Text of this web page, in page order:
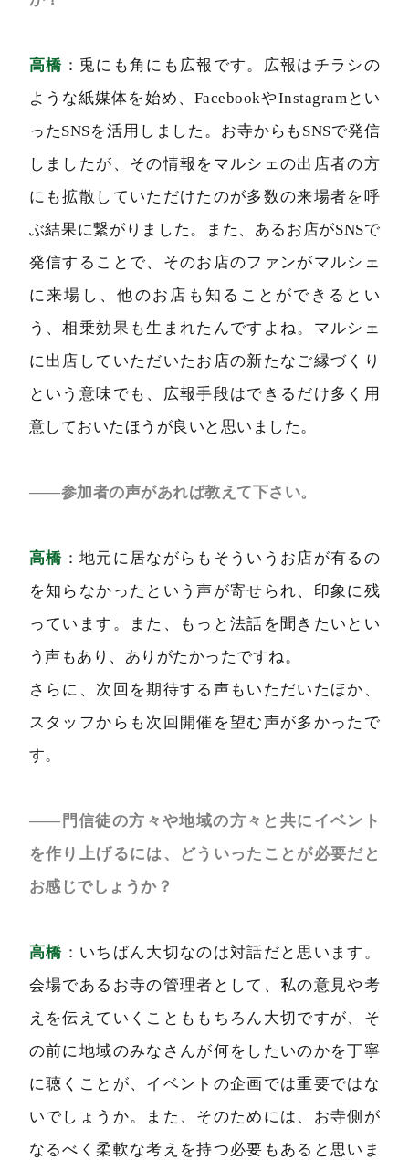
高橋 ：兎にも角にも広報です。広報はチラシの
ような紙媒体を始め、FacebookやInstagramとい
ったSNSを活用しました。お寺からもSNSで発信
しましたが、その情報をマルシェの出店者の方
にも拡散していただけたのが多数の来場者を呼
ぶ結果に繋がりました。また、あるお店がSNSで
発信することで、そのお店のファンがマルシェ
に来場し、他のお店も知ることができるとい
う、相乗効果も生まれたんですよね。マルシェ
に出店していただいたお店の新たなご縁づくり
という意味でも、広報手段はできるだけ多く用
意しておいたほうが良いと思いました。
――参加者の声があれば教えて下さい。
高橋 ：地元に居ながらもそういうお店が有るの
を知らなかったという声が寄せられ、印象に残
っています。また、もっと法話を聞きたいとい
う声もあり、ありがたかったですね。
さらに、次回を期待する声もいただいたほか、
スタッフからも次回開催を望む声が多かったで
す。
――門信徒の方々や地域の方々と共にイベント
を作り上げるには、どういったことが必要だと
お感じでしょうか？
高橋 ：いちばん大切なのは対話だと思います。
会場であるお寺の管理者として、私の意見や考
えを伝えていくことももちろん大切ですが、そ
の前に地域のみなさんが何をしたいのかを丁寧
に聴くことが、イベントの企画では重要ではな
いでしょうか。また、そのためには、お寺側が
なるべく柔軟な考えを持つ必要もあると思いま